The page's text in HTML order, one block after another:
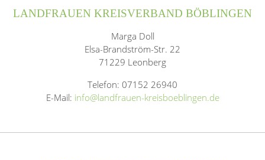
LANDFRAUEN KREISVERBAND BÖBLINGEN
Marga Doll
Elsa-Brandström-Str. 22
71229 Leonberg
Telefon: 07152 26940
E-Mail: info@landfrauen-kreisboeblingen.de